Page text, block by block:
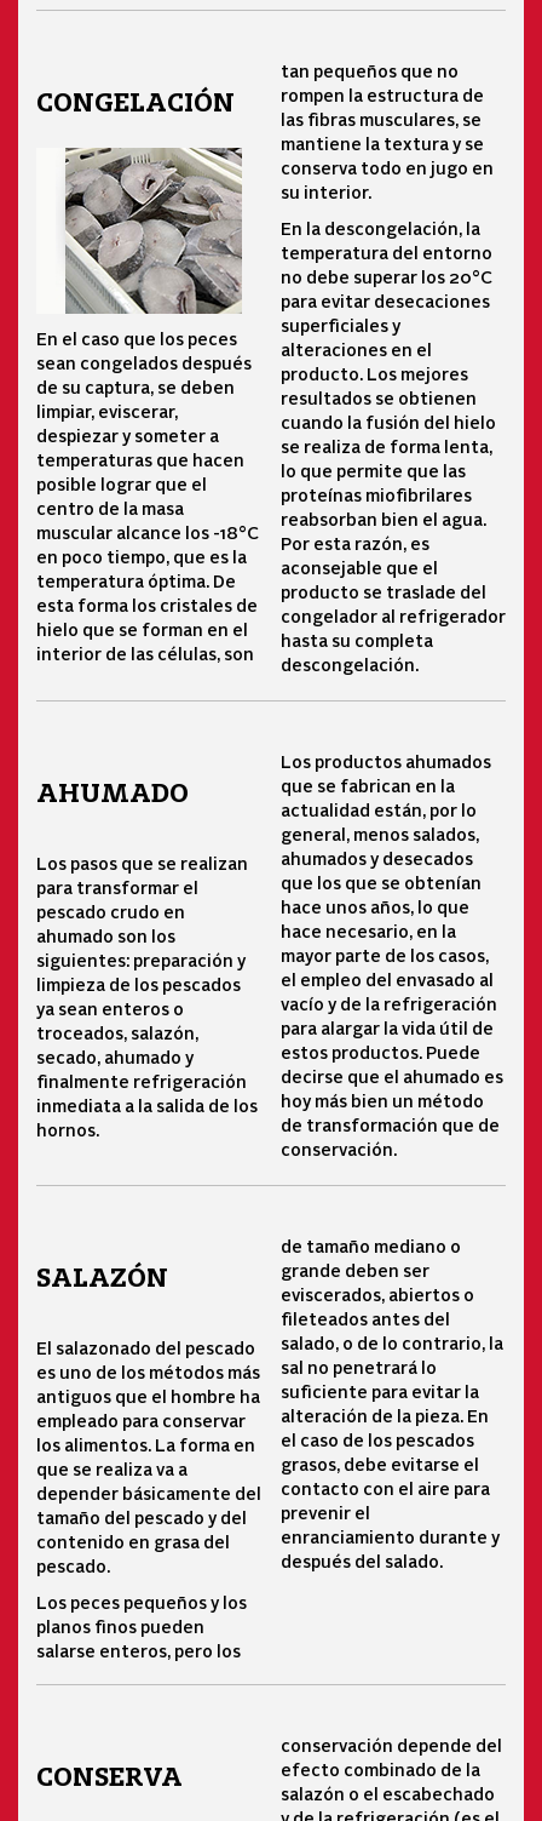
CONGELACIÓN
En el caso que los peces
sean congelados después
de su captura, se deben
limpiar, eviscerar,
despiezar y someter a
temperaturas que hacen
posible lograr que el
centro de la masa
muscular alcance los -18°C
en poco tiempo, que es la
temperatura óptima. De
esta forma los cristales de
hielo que se forman en el
interior de las células, son
tan pequeños que no
rompen la estructura de
las fibras musculares, se
mantiene la textura y se
conserva todo en jugo en
su interior.
En la descongelación, la
temperatura del entorno
no debe superar los 20°C
para evitar desecaciones
superficiales y
alteraciones en el
producto. Los mejores
resultados se obtienen
cuando la fusión del hielo
se realiza de forma lenta,
lo que permite que las
proteínas miofibrilares
reabsorban bien el agua.
Por esta razón, es
aconsejable que el
producto se traslade del
congelador al refrigerador
hasta su completa
descongelación.
AHUMADO
Los pasos que se realizan
para transformar el
pescado crudo en
ahumado son los
siguientes: preparación y
limpieza de los pescados
ya sean enteros o
troceados, salazón,
secado, ahumado y
finalmente refrigeración
inmediata a la salida de los
hornos.
Los productos ahumados
que se fabrican en la
actualidad están, por lo
general, menos salados,
ahumados y desecados
que los que se obtenían
hace unos años, lo que
hace necesario, en la
mayor parte de los casos,
el empleo del envasado al
vacío y de la refrigeración
para alargar la vida útil de
estos productos. Puede
decirse que el ahumado es
hoy más bien un método
de transformación que de
conservación.
SALAZÓN
El salazonado del pescado
es uno de los métodos más
antiguos que el hombre ha
empleado para conservar
los alimentos. La forma en
que se realiza va a
depender básicamente del
tamaño del pescado y del
contenido en grasa del
pescado.
Los peces pequeños y los
planos finos pueden
salarse enteros, pero los
de tamaño mediano o
grande deben ser
eviscerados, abiertos o
fileteados antes del
salado, o de lo contrario, la
sal no penetrará lo
suficiente para evitar la
alteración de la pieza. En
el caso de los pescados
grasos, debe evitarse el
contacto con el aire para
prevenir el
enranciamiento durante y
después del salado.
CONSERVA
conservación depende del
efecto combinado de la
salazón o el escabechado